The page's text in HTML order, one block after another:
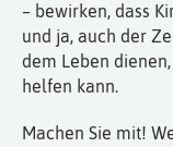
– bewirken, dass
und ja, auch der
dem Leben
helfen kann.
Machen Sie mit!